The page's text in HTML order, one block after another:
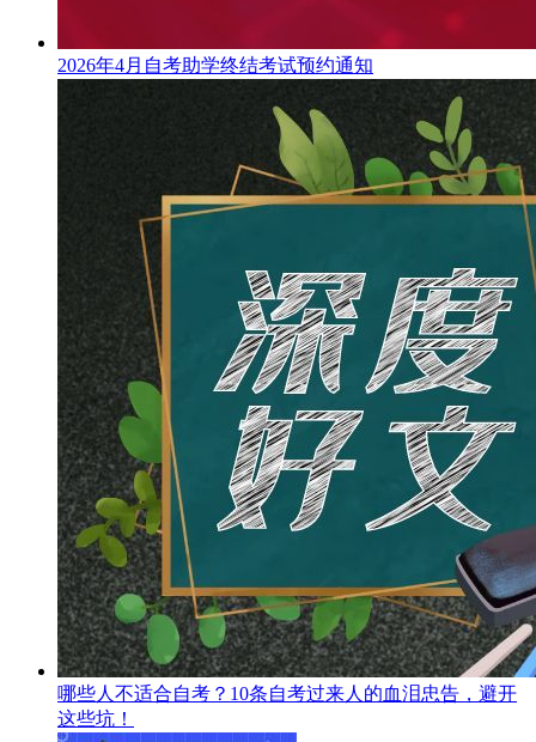
2026年4月自考助学终结考试预约通知
哪些人不适合自考？10条自考过来人的血泪忠告，避开
这些坑！